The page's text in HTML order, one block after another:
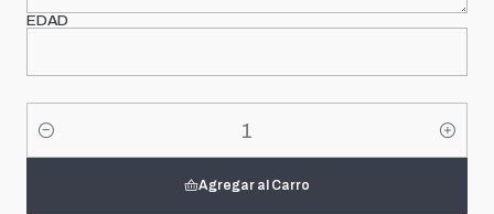
EDAD
Cantidad
Agregar al Carro